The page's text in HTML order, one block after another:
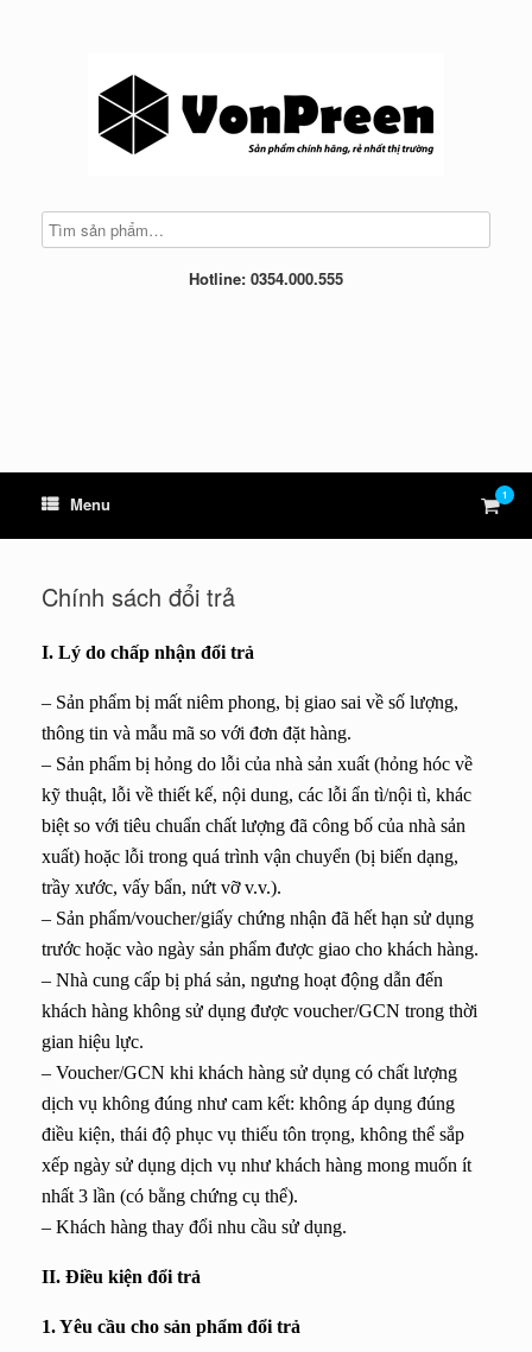
Hotline: 0354.000.555
Menu View
cart
1
Chính sách đổi trả
I. Lý do chấp nhận đổi trả
– Sản phẩm bị mất niêm phong, bị giao sai về số lượng,
thông tin và mẫu mã so với đơn đặt hàng.
– Sản phẩm bị hỏng do lỗi của nhà sản xuất (hỏng hóc về
kỹ thuật, lỗi về thiết kế, nội dung, các lỗi ẩn tì/nội tì, khác
biệt so với tiêu chuẩn chất lượng đã công bố của nhà sản
xuất) hoặc lỗi trong quá trình vận chuyển (bị biến dạng,
trầy xước, vấy bẩn, nứt vỡ v.v.).
– Sản phẩm/voucher/giấy chứng nhận đã hết hạn sử dụng
trước hoặc vào ngày sản phẩm được giao cho khách hàng.
– Nhà cung cấp bị phá sản, ngưng hoạt động dẫn đến
khách hàng không sử dụng được voucher/GCN trong thời
gian hiệu lực.
– Voucher/GCN khi khách hàng sử dụng có chất lượng
dịch vụ không đúng như cam kết: không áp dụng đúng
điều kiện, thái độ phục vụ thiếu tôn trọng, không thể sắp
xếp ngày sử dụng dịch vụ như khách hàng mong muốn ít
nhất 3 lần (có bằng chứng cụ thể).
– Khách hàng thay đổi nhu cầu sử dụng.
II. Điều kiện đổi trả
1. Yêu cầu cho sản phẩm đổi trả